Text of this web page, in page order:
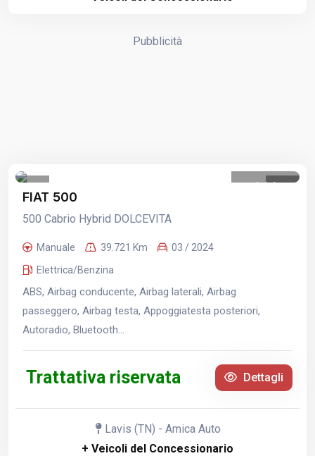
Pubblicità
1 /1
FIAT 500
500 Cabrio Hybrid DOLCEVITA
Manuale 39.721 Km
03 / 2024
Elettrica/Benzina
ABS, Airbag conducente, Airbag laterali, Airbag
passeggero, Airbag testa, Appoggiatesta posteriori,
Autoradio, Bluetooth...
Trattativa riservata Dettagli
Lavis (TN) - Amica Auto
+ Veicoli del Concessionario